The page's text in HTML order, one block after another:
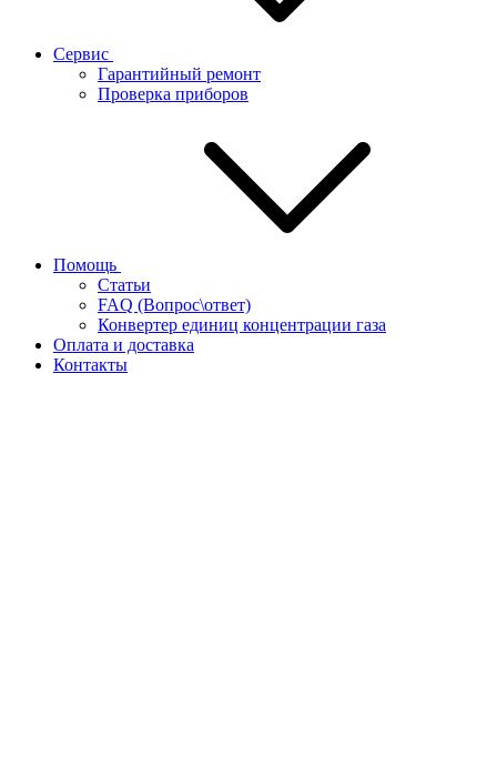
Сервис
Гарантийный ремонт
Проверка приборов
Помощь
Статьи
FAQ (Вопрос\ответ)
Конвертер единиц концентрации газа
Оплата и доставка
Контакты